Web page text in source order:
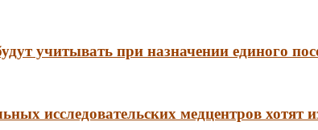
учитывать при назначении единого
исследовательских медцентров хотят